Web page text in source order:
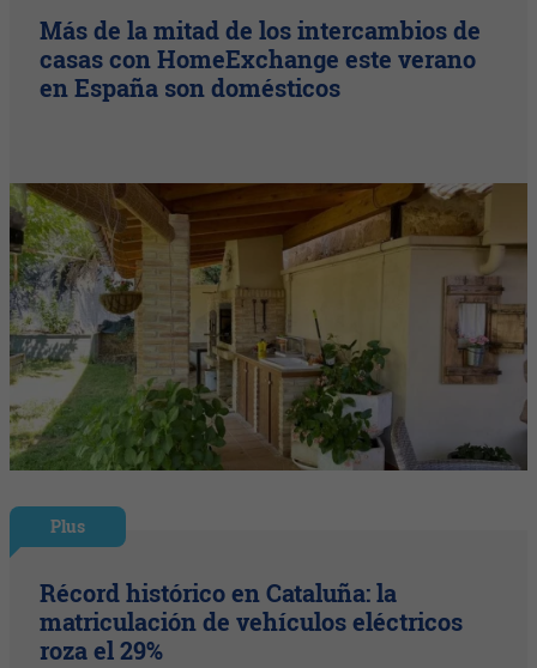
Más de la mitad de los intercambios de
casas con HomeExchange este verano
en España son domésticos
Plus
Récord histórico en Cataluña: la
matriculación de vehículos eléctricos
roza el 29%